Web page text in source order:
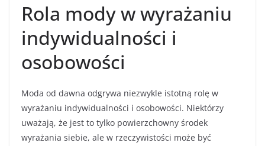
Rola mody w wyrażaniu
indywidualności i
osobowości
Moda od dawna odgrywa niezwykle istotną rolę w
wyrażaniu indywidualności i osobowości. Niektórzy
uważają, że jest to tylko powierzchowny środek
wyrażania siebie, ale w rzeczywistości może być